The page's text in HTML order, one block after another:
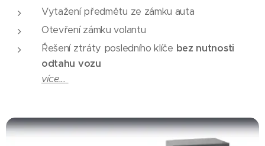
Vytažení předmětu ze zámku auta
Otevření zámku volantu
Řešení ztráty posledního klíče bez nutnosti
odtahu vozu
více...